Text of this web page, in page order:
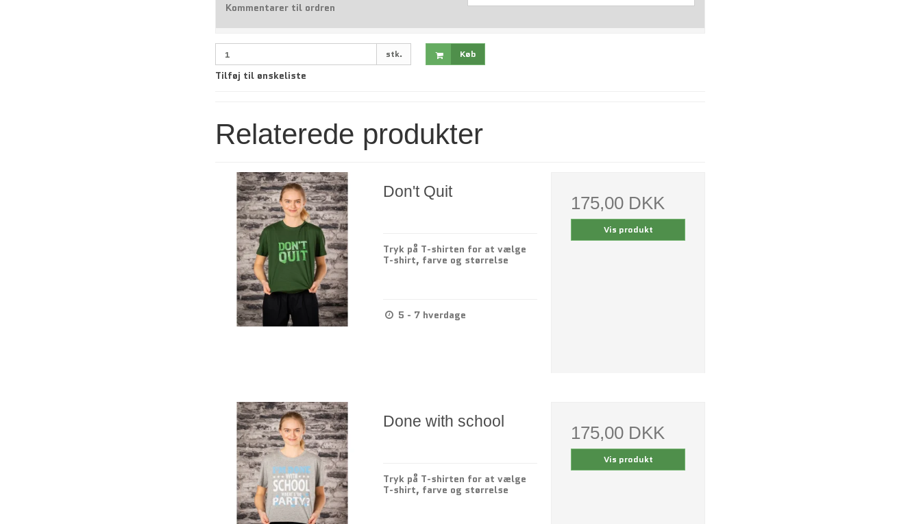
Kommentarer til ordren
stk. Køb
Tilføj til ønskeliste
Relaterede produkter
Don't Quit
Tryk på T-shirten for at vælge
T-shirt, farve og størrelse
5 - 7 hverdage
175,00 DKK
Vis produkt
Done with school
Tryk på T-shirten for at vælge
T-shirt, farve og størrelse
175,00 DKK
Vis produkt